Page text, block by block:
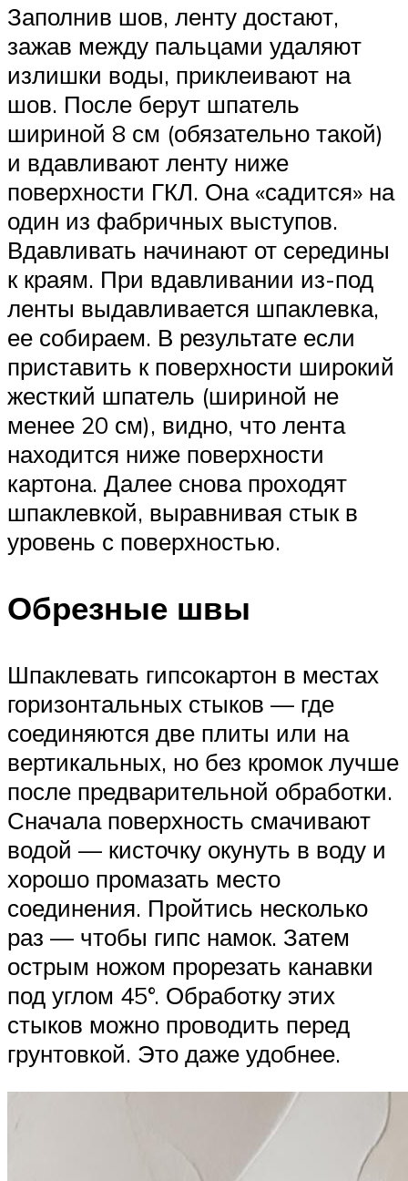
Заполнив шов, ленту достают,
зажав между пальцами удаляют
излишки воды, приклеивают на
шов. После берут шпатель
шириной 8 см (обязательно такой)
и вдавливают ленту ниже
поверхности ГКЛ. Она «садится» на
один из фабричных выступов.
Вдавливать начинают от середины
к краям. При вдавливании из-под
ленты выдавливается шпаклевка,
ее собираем. В результате если
приставить к поверхности широкий
жесткий шпатель (шириной не
менее 20 см), видно, что лента
находится ниже поверхности
картона. Далее снова проходят
шпаклевкой, выравнивая стык в
уровень с поверхностью.
Обрезные швы
Шпаклевать гипсокартон в местах
горизонтальных стыков — где
соединяются две плиты или на
вертикальных, но без кромок лучше
после предварительной обработки.
Сначала поверхность смачивают
водой — кисточку окунуть в воду и
хорошо промазать место
соединения. Пройтись несколько
раз — чтобы гипс намок. Затем
острым ножом прорезать канавки
под углом 45°. Обработку этих
стыков можно проводить перед
грунтовкой. Это даже удобнее.